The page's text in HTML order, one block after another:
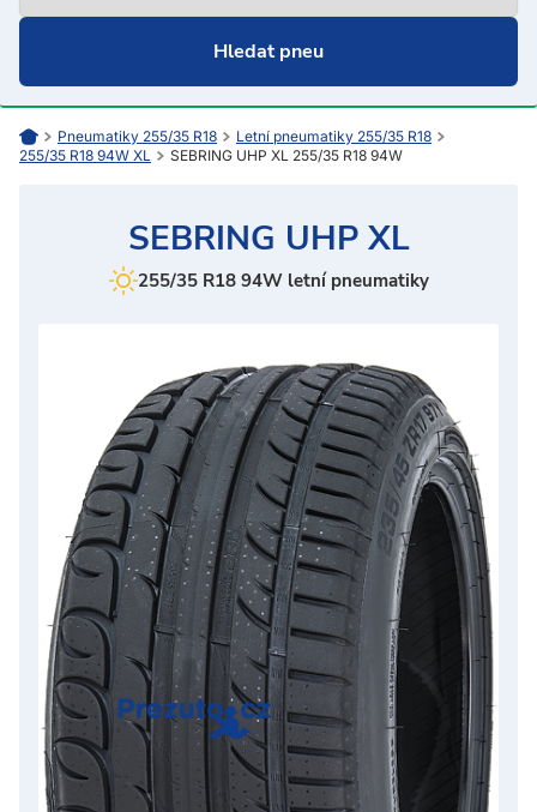
Pneumatiky 255/35 R18
Letní pneumatiky 255/35 R18
255/35 R18 94W XL
SEBRING UHP XL 255/35 R18 94W
SEBRING UHP XL
255/35 R18 94W letní pneumatiky